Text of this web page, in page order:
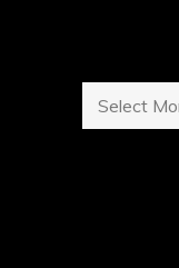
Archives